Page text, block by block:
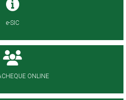
e-SIC
ONLINE